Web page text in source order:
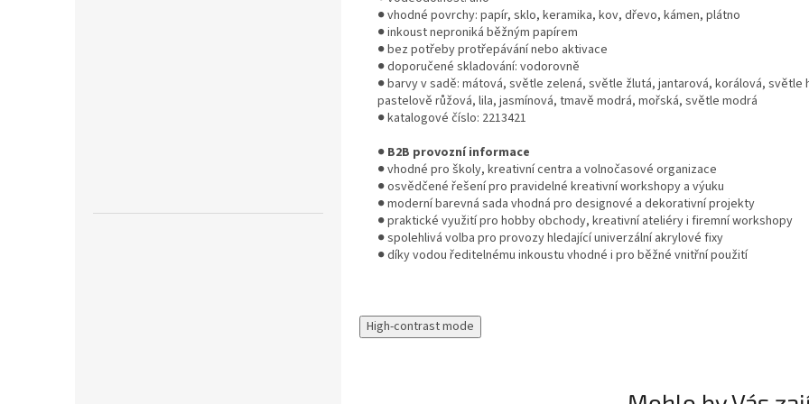
● vhodné povrchy: papír, sklo, keramika, kov, dřevo, kámen, plátno
● inkoust neproniká běžným papírem
● bez potřeby protřepávání nebo aktivace
● doporučené skladování: vodorovně
● barvy v sadě: mátová, světle zelená, světle žlutá, jantarová, korálová, světle
pastelově růžová, lila, jasmínová, tmavě modrá, mořská, světle modrá
● katalogové číslo: 2213421
● B2B provozní informace
● vhodné pro školy, kreativní centra a volnočasové organizace
● osvědčené řešení pro pravidelné kreativní workshopy a výuku
● moderní barevná sada vhodná pro designové a dekorativní projekty
● praktické využití pro hobby obchody, kreativní ateliéry i firemní workshopy
● spolehlivá volba pro provozy hledající univerzální akrylové fixy
● díky vodou ředitelnému inkoustu vhodné i pro běžné vnitřní použití
High-contrast mode